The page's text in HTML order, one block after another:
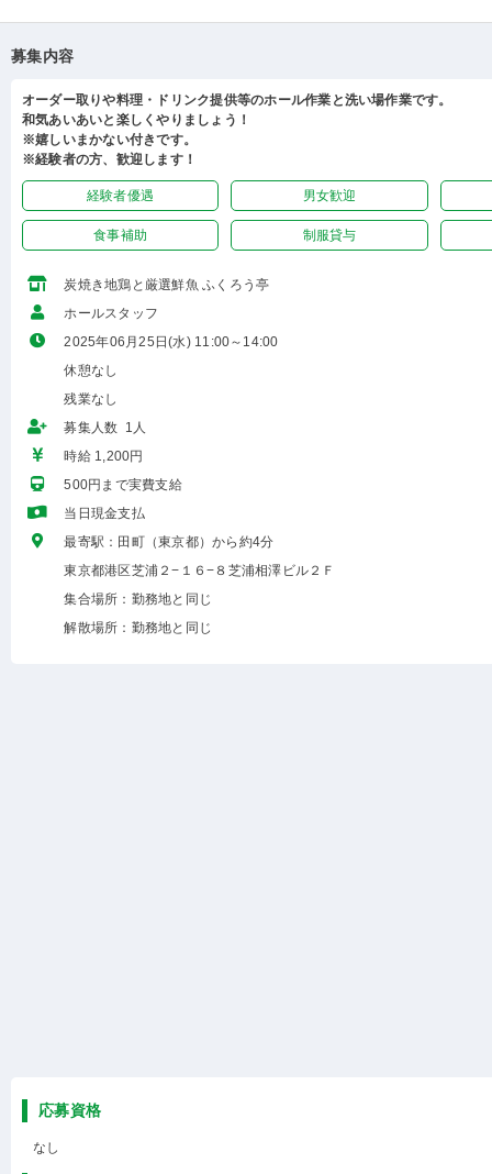
募集内容
オーダー取りや料理・ドリンク提供等のホール作業と洗い場作業です。
和気あいあいと楽しくやりましょう！
※嬉しいまかない付きです。
※経験者の方、歓迎します！
経験者優遇 男女歓迎
食事補助 制服貸与
炭焼き地鶏と厳選鮮魚 ふくろう亭
ホールスタッフ
2025年06月25日(水) 11:00～14:00
休憩なし
残業なし
募集人数 1人
時給 1,200円
500円まで実費支給
当日現金支払
最寄駅：田町（東京都）から約4分
東京都港区芝浦２−１６−８芝浦相澤ビル２Ｆ
集合場所：勤務地と同じ
解散場所：勤務地と同じ
応募資格
なし